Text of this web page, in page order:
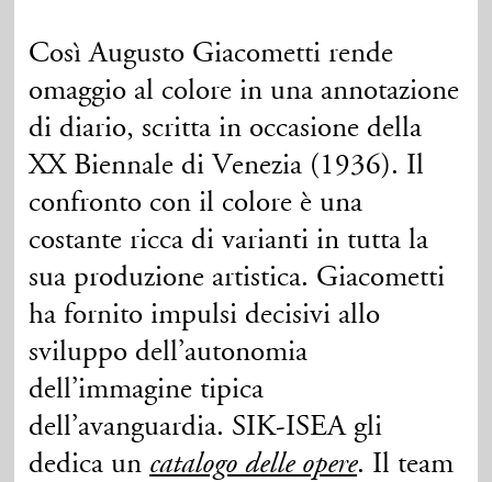
Così Augusto Giacometti rende
omaggio al colore in una annotazione
di diario, scritta in occasione della
XX Biennale di Venezia (1936). Il
confronto con il colore è una
costante ricca di varianti in tutta la
sua produzione artistica. Giacometti
ha fornito impulsi decisivi allo
sviluppo dell’autonomia
dell’immagine tipica
dell’avanguardia. SIK-ISEA gli
dedica un catalogo delle opere. Il team